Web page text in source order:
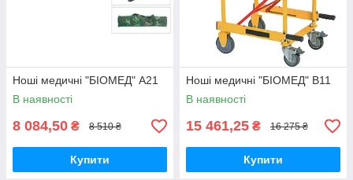
Ноші медичні "БІОМЕД" А21
В наявності
8 084,50 ₴ 8 510 ₴
Купити
Ноші медичні "БІОМЕД" В11
В наявності
15 461,25 ₴ 16 275 ₴
Купити